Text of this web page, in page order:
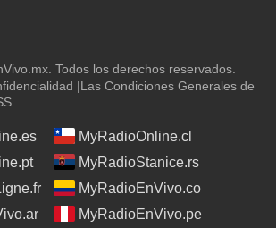
Todos los derechos reservados.
|Las Condiciones Generales de
MyRadioOnline.cl
MyRadioStanice.rs
MyRadioEnVivo.co
MyRadioEnVivo.pe